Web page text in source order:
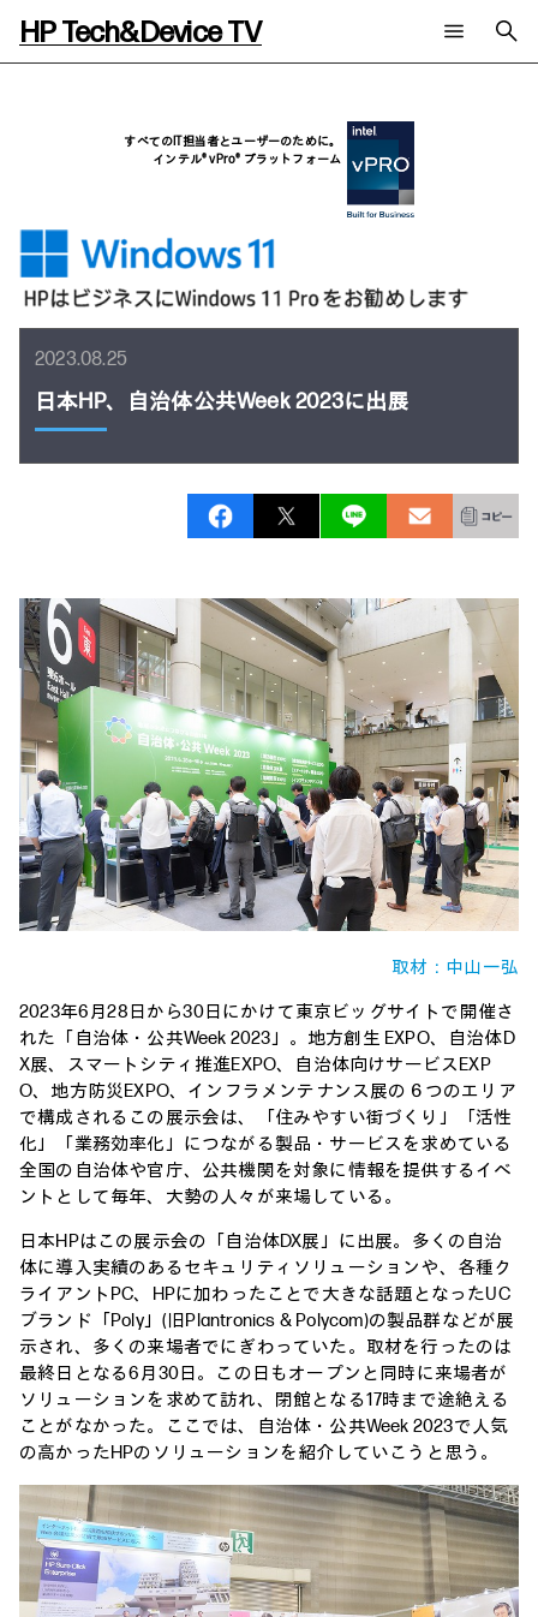
HP Tech&Device TV
全てのコンテンツ
製品トレンド & レビュー
サイバーセキュリティ
教育とテクノロジー
自治体・公共
ハイブリッドワーク
ワークステーション
プリンター
イベントレポート
AI PC
AIワークステーション
Poly
タグ一覧
イベント・セミナー情報
ご相談
メールニュース会員登録
すべてのIT担当者とユーザーのために。
インテル® vPro® プラットフォーム
2023.08.25
日本HP、自治体公共Week 2023に出展
取材：中山一弘
2023年6月28日から30日にかけて東京ビッグサイトで開催さ
れた「自治体・公共Week 2023」。地方創生 EXPO、自治体D
X展、スマートシティ推進EXPO、自治体向けサービスEXP
O、地方防災EXPO、インフラメンテナンス展の６つのエリア
で構成されるこの展示会は、「住みやすい街づくり」「活性
化」「業務効率化」につながる製品・サービスを求めている
全国の自治体や官庁、公共機関を対象に情報を提供するイベ
ントとして毎年、大勢の人々が来場している。
日本HPはこの展示会の「自治体DX展」に出展。多くの自治
体に導入実績のあるセキュリティソリューションや、各種ク
ライアントPC、HPに加わったことで大きな話題となったUC
ブランド「Poly」(旧Plantronics & Polycom)の製品群などが展
示され、多くの来場者でにぎわっていた。取材を行ったのは
最終日となる6月30日。この日もオープンと同時に来場者が
ソリューションを求めて訪れ、閉館となる17時まで途絶える
ことがなかった。ここでは、自治体・公共Week 2023で人気
の高かったHPのソリューションを紹介していこうと思う。